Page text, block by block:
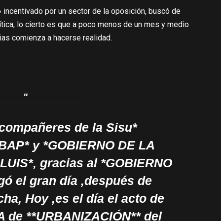
por un sector de la oposición, buscó de
lo cierto es que a poco menos de un mes y medio
comienza a hacerse realidad.
de la Sisu*
y *GOBIERNO DE LA
gracias al *GOBIERNO
el gran día ,después de
Hoy ,es el día el acto de
de **URBANIZACIÓN** del